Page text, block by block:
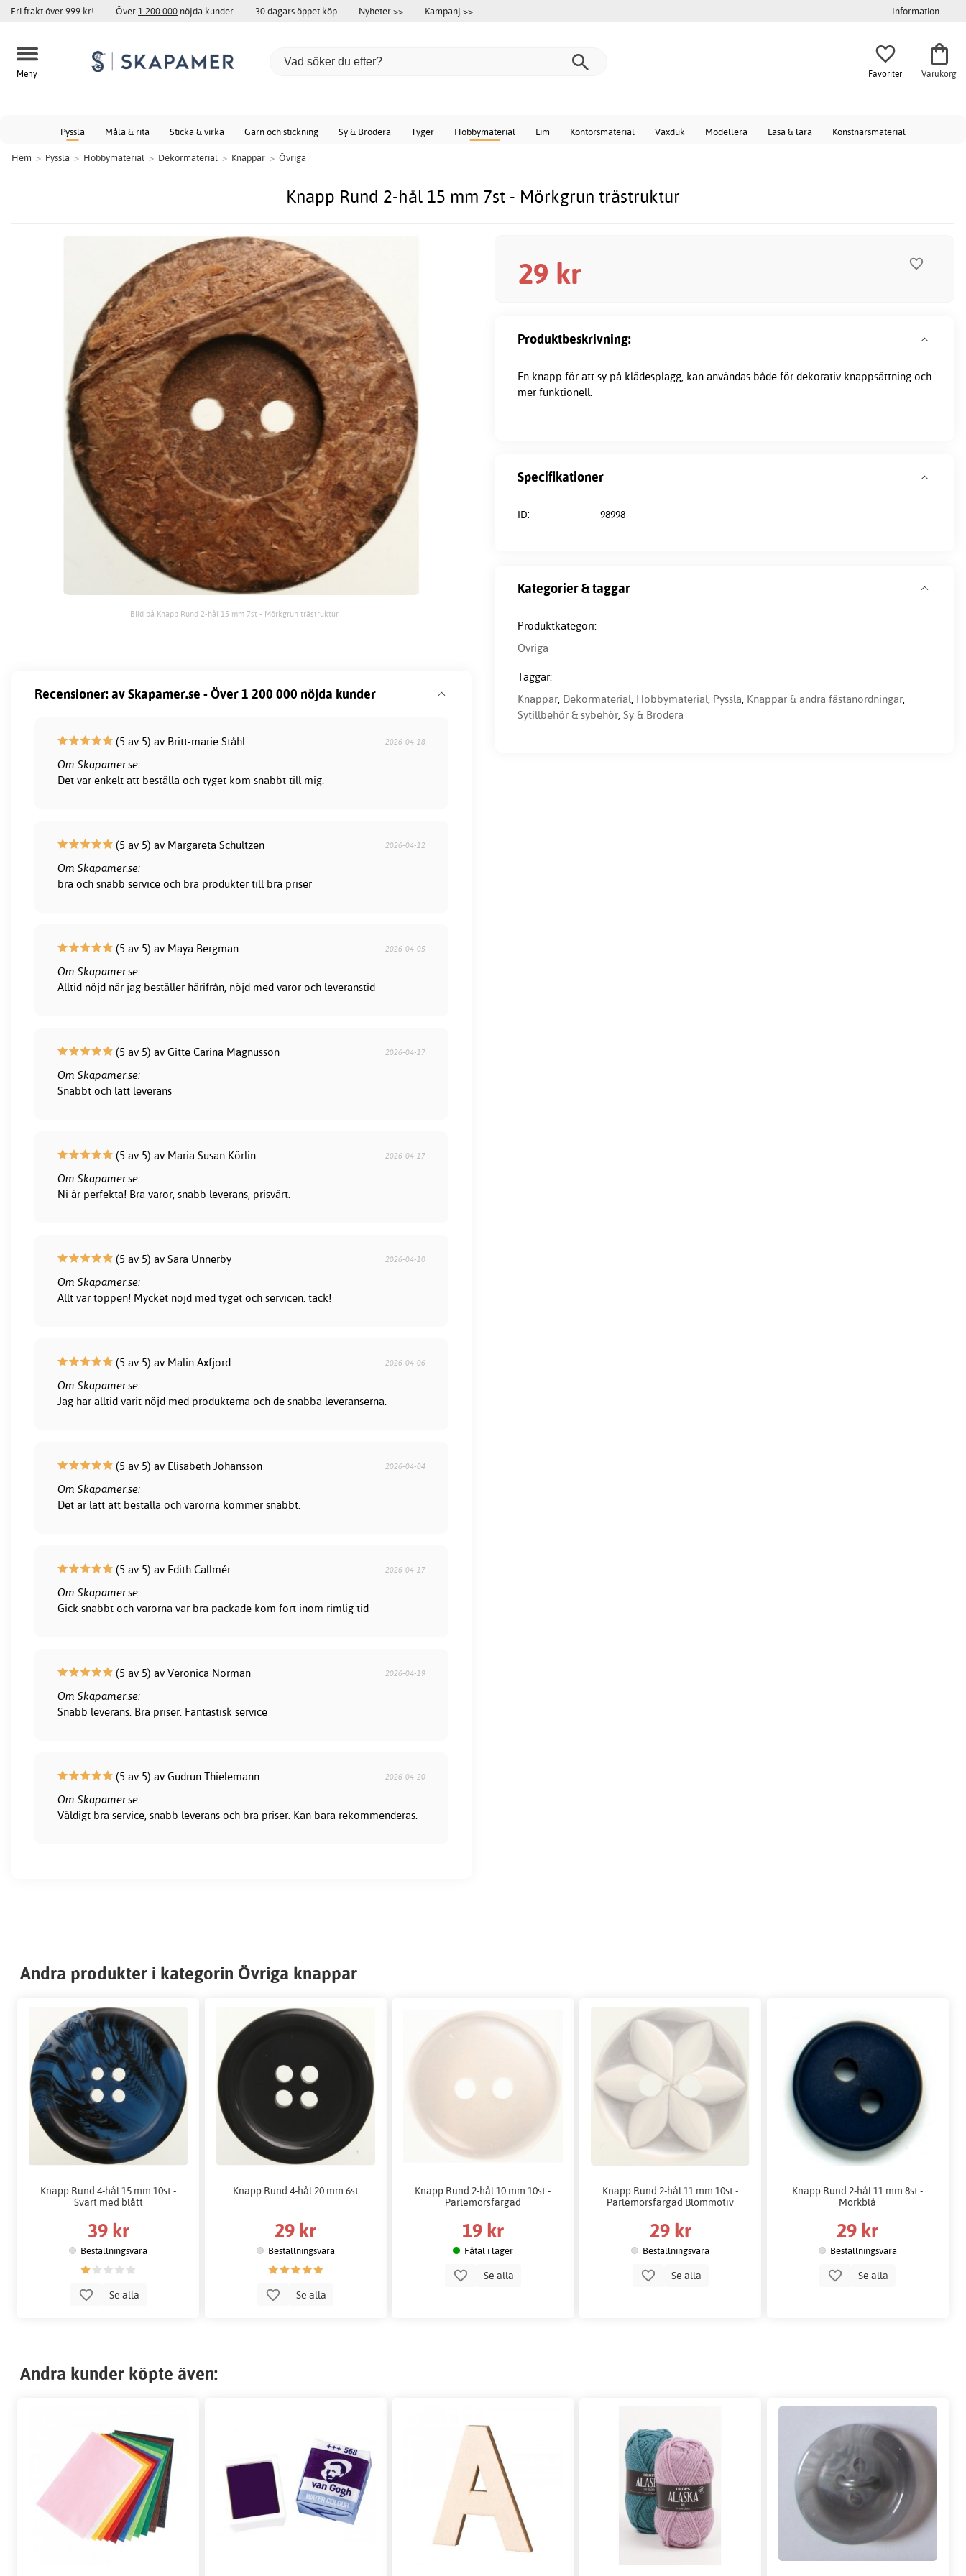
Fri frakt över 999 kr! Över1 200 000 nöjda kunder 30 dagars öppet köp Nyheter >> Kampanj >> Information
Meny Favoriter Varukorg
Pyssla Måla & rita Sticka & virka Garn och stickning Sy & Brodera Tyger Hobbymaterial Lim Kontorsmaterial Vaxduk Modellera Läsa & lära Konstnärsmaterial
Hem > Pyssla > Hobbymaterial > Dekormaterial > Knappar > Övriga
Knapp Rund 2-hål 15 mm 7st - Mörkgrun trästruktur
Bild på Knapp Rund 2-hål 15 mm 7st - Mörkgrun trästruktur
29 kr
Produktbeskrivning:
En knapp för att sy på klädesplagg, kan användas både för dekorativ knappsättning och
mer funktionell.
Specifikationer
ID: 98998
Kategorier & taggar
Produktkategori:
Övriga
Taggar:
Knappar, Dekormaterial, Hobbymaterial, Pyssla, Knappar & andra fästanordningar,
Sytillbehör & sybehör, Sy & Brodera
Recensioner: av Skapamer.se - Över 1 200 000 nöjda kunder
(5 av 5) av Britt-marie Ståhl 2026-04-18
Om Skapamer.se:
Det var enkelt att beställa och tyget kom snabbt till mig.
(5 av 5) av Margareta Schultzen 2026-04-12
Om Skapamer.se:
bra och snabb service och bra produkter till bra priser
(5 av 5) av Maya Bergman 2026-04-05
Om Skapamer.se:
Alltid nöjd när jag beställer härifrån, nöjd med varor och leveranstid
(5 av 5) av Gitte Carina Magnusson 2026-04-17
Om Skapamer.se:
Snabbt och lätt leverans
(5 av 5) av Maria Susan Körlin 2026-04-17
Om Skapamer.se:
Ni är perfekta! Bra varor, snabb leverans, prisvärt.
(5 av 5) av Sara Unnerby 2026-04-10
Om Skapamer.se:
Allt var toppen! Mycket nöjd med tyget och servicen. tack!
(5 av 5) av Malin Axfjord 2026-04-06
Om Skapamer.se:
Jag har alltid varit nöjd med produkterna och de snabba leveranserna.
(5 av 5) av Elisabeth Johansson 2026-04-04
Om Skapamer.se:
Det är lätt att beställa och varorna kommer snabbt.
(5 av 5) av Edith Callmér 2026-04-17
Om Skapamer.se:
Gick snabbt och varorna var bra packade kom fort inom rimlig tid
(5 av 5) av Veronica Norman 2026-04-19
Om Skapamer.se:
Snabb leverans. Bra priser. Fantastisk service
(5 av 5) av Gudrun Thielemann 2026-04-20
Om Skapamer.se:
Väldigt bra service, snabb leverans och bra priser. Kan bara rekommenderas.
Andra produkter i kategorin Övriga knappar
Knapp Rund 4-hål 15 mm 10st -
Svart med blått
39 kr
Beställningsvara
Se alla
Knapp Rund 4-hål 20 mm 6st
29 kr
Beställningsvara
Se alla
Knapp Rund 2-hål 10 mm 10st -
Pärlemorsfärgad
19 kr
Fåtal i lager
Se alla
Knapp Rund 2-hål 11 mm 10st -
Pärlemorsfärgad Blommotiv
29 kr
Beställningsvara
Se alla
Knapp Rund 2-hål 11 mm 8st -
Mörkblå
29 kr
Beställningsvara
Se alla
Andra kunder köpte även: